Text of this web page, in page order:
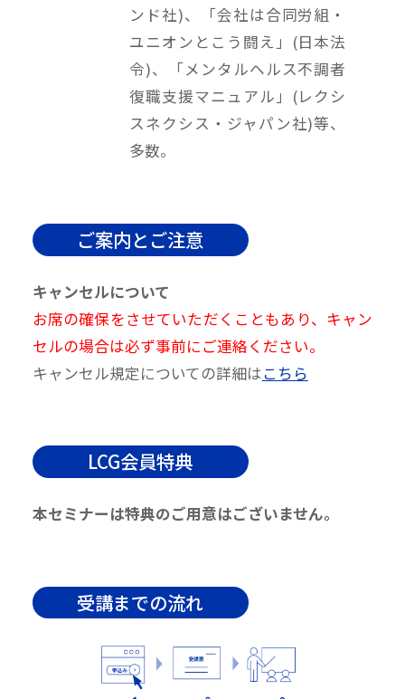
ンド社)、「会社は合同労組・
ユニオンとこう闘え」(日本法
令)、「メンタルヘルス不調者
復職支援マニュアル」(レクシ
スネクシス・ジャパン社)等、
多数。
ご案内とご注意
キャンセルについて
お席の確保をさせていただくこともあり、キャン
セルの場合は必ず事前にご連絡ください。
キャンセル規定についての詳細はこちら
LCG会員特典
本セミナーは特典のご用意はございません。
受講までの流れ